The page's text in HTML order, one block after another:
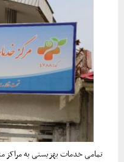
تمامی خدمات بهزیستی به